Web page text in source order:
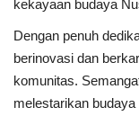
kekayaan budaya
Dengan penuh
berinovasi dan
komunitas.
melestarikan